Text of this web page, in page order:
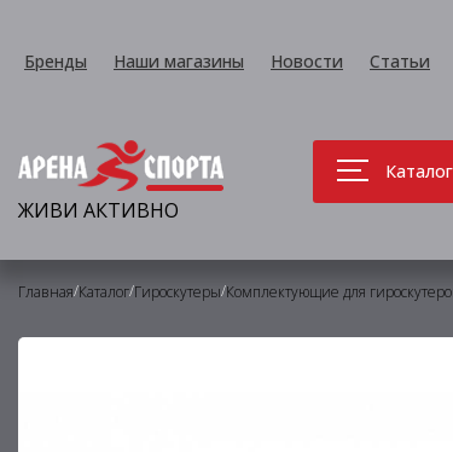
Бренды Наши магазины Новости Статьи
ЖИВИ АКТИВНО
Главная/Каталог/Гироскутеры/Комплектующие для